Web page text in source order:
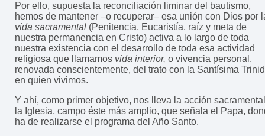
Por ello, supuesta la reconciliación liminar del bautismo,
hemos de mantener –o recuperar– esa unión con Dios por
vida sacramental (Penitencia, Eucaristía, raíz y meta de
nuestra permanencia en Cristo) activa a lo largo de toda
nuestra existencia con el desarrollo de toda esa actividad
religiosa que llamamos vida interior, o vivencia personal,
renovada conscientemente, del trato con la Santísima
en quien vivimos.
Y ahí, como primer objetivo, nos lleva la acción
la Iglesia, campo éste más amplio, que señala el Papa,
ha de realizarse el programa del Año Santo.